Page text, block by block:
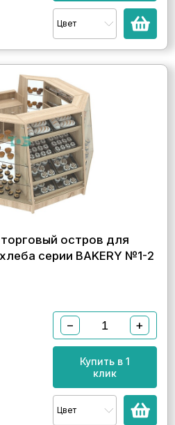
Цвет
остров для
серии BAKERY №1-2
− +
Купить в 1
клик
Цвет